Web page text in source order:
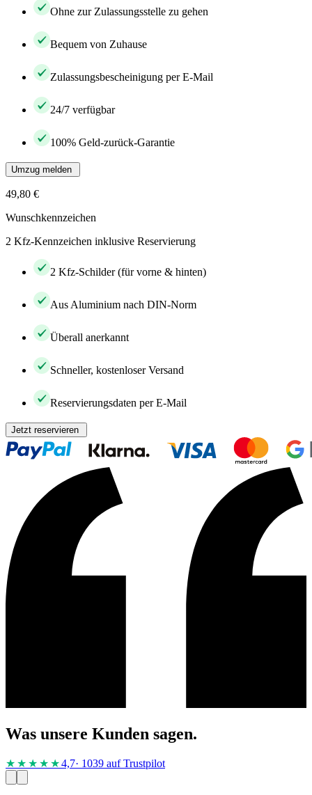
Ohne zur Zulassungsstelle zu gehen
Bequem von Zuhause
Zulassungsbescheinigung per E-Mail
24/7 verfügbar
100% Geld-zurück-Garantie
Umzug melden
49,80 €
Wunschkennzeichen
2 Kfz-Kennzeichen inklusive Reservierung
2 Kfz-Schilder (für vorne & hinten)
Aus Aluminium nach DIN-Norm
Überall anerkannt
Schneller, kostenloser Versand
Reservierungsdaten per E-Mail
Jetzt reservieren
Was unsere Kunden sagen.
★★★★ ★4,7· 1039 auf Trustpilot